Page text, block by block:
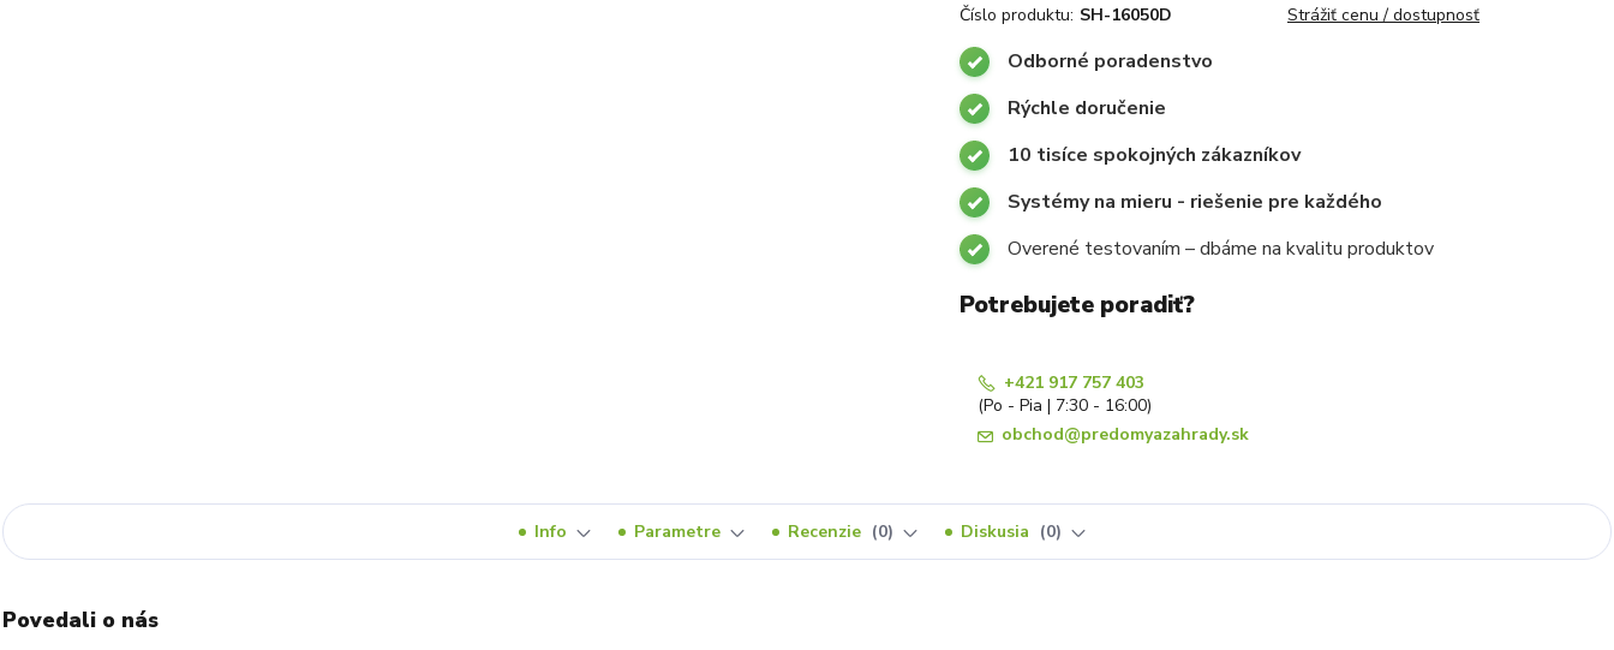
Číslo produktu: SH-16050D Strážiť cenu / dostupnosť
Odborné poradenstvo
Rýchle doručenie
10 tisíce spokojných zákazníkov
Systémy na mieru - riešenie pre každého
Overené testovaním – dbáme na kvalitu produktov
Potrebujete poradiť?
+421 917 757 403
(Po - Pia | 7:30 - 16:00)
obchod@predomyazahrady.sk
Info Parametre Recenzie 0 Diskusia 0
Povedali o nás